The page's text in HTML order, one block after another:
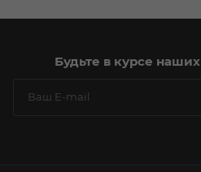
Будьте в курсе